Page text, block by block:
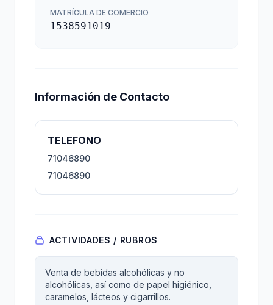
MATRÍCULA DE COMERCIO
1538591019
Información de Contacto
TELEFONO
71046890
71046890
ACTIVIDADES / RUBROS
Venta de bebidas alcohólicas y no
alcohólicas, así como de papel higiénico,
caramelos, lácteos y cigarrillos.